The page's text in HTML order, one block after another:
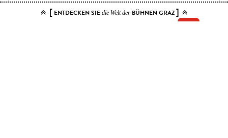
[ENTDECKEN SIE die Welt derBÜHNEN GRAZ]